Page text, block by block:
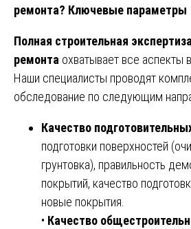
ремонта? Ключевые параметры
Полная строительная
ремонта охватывает все аспекты
Наши специалисты проводят
обследование по следующим
Качество
подготовки поверхностей
грунтовка), правильность
покрытий, качество
новые покрытия.
• Качество